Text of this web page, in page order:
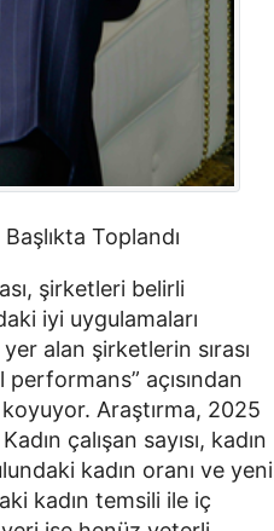
Toplandı
iyi uygulamaları
alan şirketlerin sırası
açısından
Araştırma, 2025
çalışan sayısı, kadın
kadın oranı ve yeni
kadın temsili ile iç